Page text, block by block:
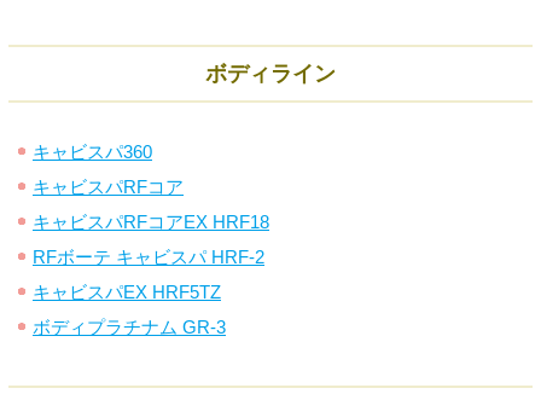
ボディライン
キャビスパ360
キャビスパRFコア
キャビスパRFコアEX HRF18
RFボーテ キャビスパ HRF-2
キャビスパEX HRF5TZ
ボディプラチナム GR-3